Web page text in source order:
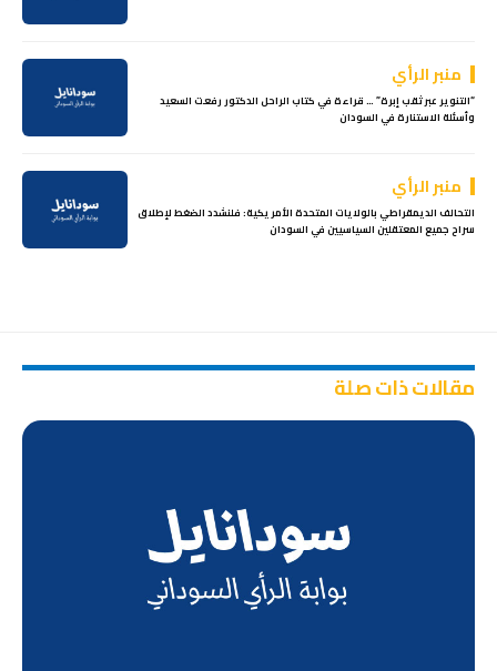
منبر الرأي
“التنوير عبر ثقب إبرة” … قراءة في كتاب الراحل الدكتور رفعت السعيد
وأسئلة الاستنارة في السودان
منبر الرأي
التحالف الديمقراطي بالولايات المتحدة الأمريكية: فلنشدد الضغط لإطلاق
سراح جميع المعتقلين السياسيين في السودان
مقالات ذات صلة